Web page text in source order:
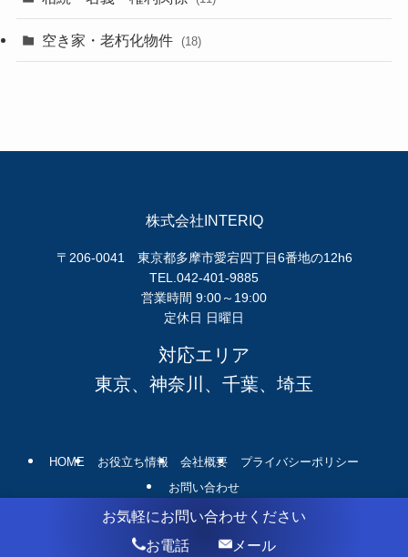
空き家・老朽化物件 (18)
株式会社INTERIQ
〒206-0041 東京都多摩市愛宕四丁目6番地の12h6
TEL.042-401-9885
営業時間 9:00～19:00
定休日 日曜日
対応エリア
東京、神奈川、千葉、埼玉
HOME お役立ち情報 会社概要
プライバシーポリシー
お問い合わせ
COPYRIGHT © 訳あり物件買取なら東京都の株式会社INTERIQ All rights
reserved.
お気軽にお問い合わせください
お電話
メール